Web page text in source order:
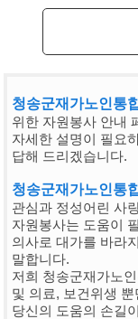
청송군재가노인통
위한 자원봉사 안내
자세한 설명이 필요
답해 드리겠습니다.
청송군재가노인통
관심과 정성어린 사
자원봉사는 도움이
의사로 대가를 바라
말합니다.
저희 청송군재가노
및 의료, 보건위생
당신의 도움의 손길